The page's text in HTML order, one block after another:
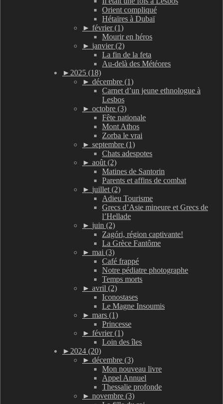
Orient compliqué
Hétaïres à Dubaï
► février (1)
Mourir en héros
► janvier (2)
La fin de la feta
Au-delà des Météores
► 2025 (18)
► décembre (1)
Carnet d’un jeune ethnologue à
Lesbos
► octobre (3)
Fête nationale
Mont Athos
Zorba le vrai
► septembre (1)
Chats adespotes
► août (2)
Matines de Santorin
Parents et affins de combat
► juillet (2)
Adieu Tourisme
Grecs d’Asie mineure et Grecs de
l’Hellade
► juin (2)
Zagóri, région captivante!
La Grèce Fantôme
► mai (3)
Café frappé
Notre pédiatre photographe
Temps morts
► avril (2)
Iconostases
Le Magne Insoumis
► mars (1)
Princesse
► février (1)
Loin des îles
► 2024 (20)
► décembre (3)
Mon nouveau livre
Appel Annuel
Thessalie profonde
► novembre (3)